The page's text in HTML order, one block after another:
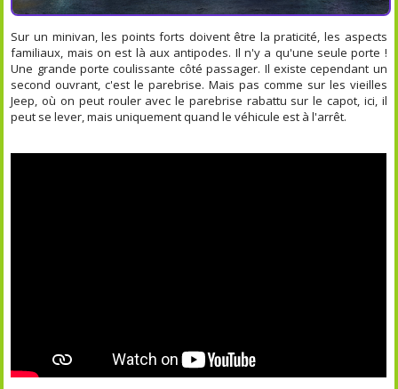
Sur un minivan, les points forts doivent être la praticité, les aspects
familiaux, mais on est là aux antipodes. Il n'y a qu'une seule porte !
Une grande porte coulissante côté passager. Il existe cependant un
second ouvrant, c'est le parebrise. Mais pas comme sur les vieilles
Jeep, où on peut rouler avec le parebrise rabattu sur le capot, ici, il
peut se lever, mais uniquement quand le véhicule est à l'arrêt.